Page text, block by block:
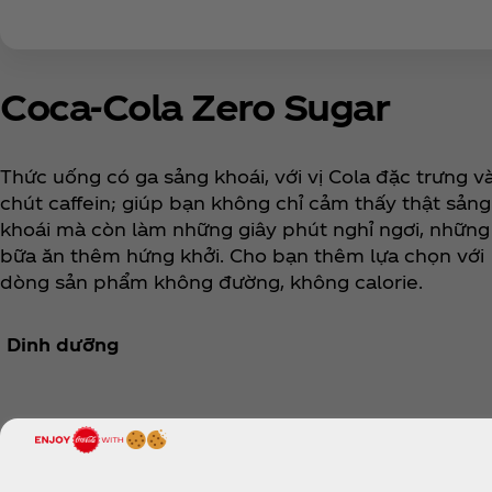
Coca‑Cola Zero Sugar
Thức uống có ga sảng khoái, với vị Cola đặc trưng
chút caffein; giúp bạn không chỉ cảm thấy thật sảng
khoái mà còn làm những giây phút nghỉ ngơi, những
bữa ăn thêm hứng khởi. Cho bạn thêm lựa chọn với
dòng sản phẩm không đường, không calorie.
Dinh dưỡng